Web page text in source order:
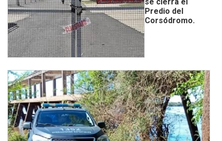
se cierra el
Predio del
Corsódromo.